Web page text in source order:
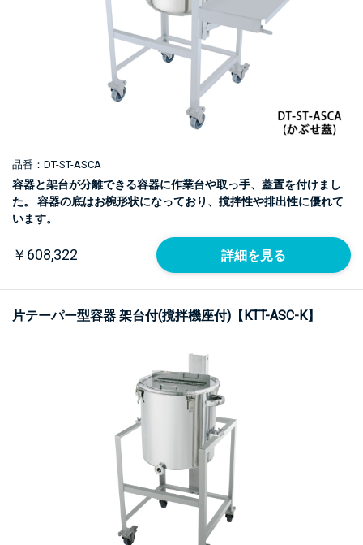
品番：DT-ST-ASCA
容器と架台が分離できる容器に作業台や取っ手、蓋置を付けまし
た。 容器の底はお椀形状になっており、撹拌性や排出性に優れて
います。
￥608,322 詳細を見る
片テーパー型容器 架台付(撹拌機座付)【KTT-ASC-K】